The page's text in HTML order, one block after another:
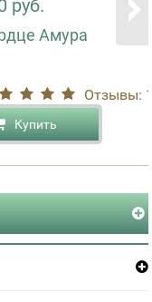
руб.
Амура
Отзывы:
Купить